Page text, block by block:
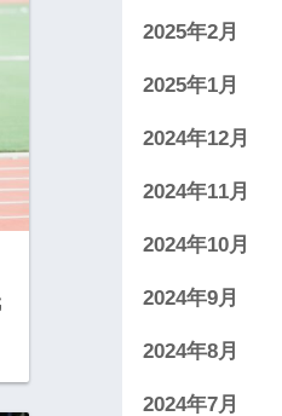
2025年2月
2025年1月
2024年12月
2024年11月
2024年10月
2024年9月
2024年8月
2024年7月